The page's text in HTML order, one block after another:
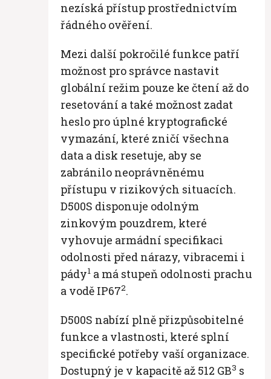
nezíská přístup prostřednictvím
řádného ověření.
Mezi další pokročilé funkce patří
možnost pro správce nastavit
globální režim pouze ke čtení až do
resetování a také možnost zadat
heslo pro úplné kryptografické
vymazání, které zničí všechna
data a disk resetuje, aby se
zabránilo neoprávněnému
přístupu v rizikových situacích.
D500S disponuje odolným
zinkovým pouzdrem, které
vyhovuje armádní specifikaci
odolnosti před nárazy, vibracemi i
pády1 a má stupeň odolnosti prachu
a vodě IP672.
D500S nabízí plně přizpůsobitelné
funkce a vlastnosti, které splní
specifické potřeby vaší organizace.
Dostupný je v kapacitě až 512 GB3 s